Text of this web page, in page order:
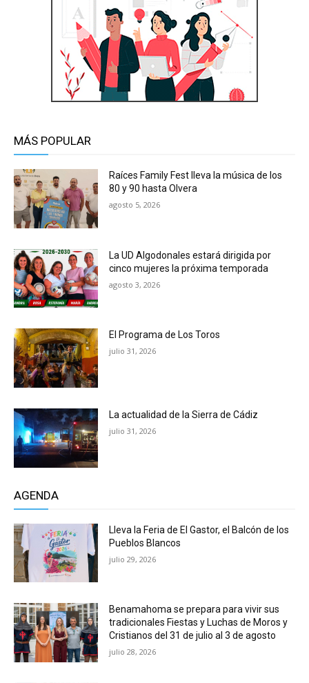
MÁS POPULAR
Raíces Family Fest lleva la música de los
80 y 90 hasta Olvera
agosto 5, 2026
La UD Algodonales estará dirigida por
cinco mujeres la próxima temporada
agosto 3, 2026
El Programa de Los Toros
julio 31, 2026
La actualidad de la Sierra de Cádiz
julio 31, 2026
AGENDA
Lleva la Feria de El Gastor, el Balcón de los
Pueblos Blancos
julio 29, 2026
Benamahoma se prepara para vivir sus
tradicionales Fiestas y Luchas de Moros y
Cristianos del 31 de julio al 3 de agosto
julio 28, 2026